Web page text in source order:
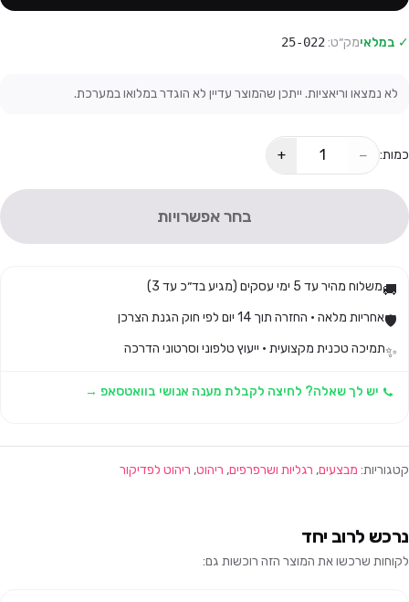
✓ במלאימק״ט: 25-022
לא נמצאו וריאציות. ייתכן שהמוצר עדיין לא הוגדר במלואו במערכת.
כמות: −
+
בחר אפשרויות
🚚משלוח מהיר עד 5 ימי עסקים (מגיע בד״כ עד 3)
🛡️אחריות מלאה · החזרה תוך 14 יום לפי חוק הגנת הצרכן
✨תמיכה טכנית מקצועית · ייעוץ טלפוני וסרטוני הדרכה
יש לך שאלה? לחיצה לקבלת מענה אנושי בוואטסאפ →
קטגוריות: מבצעים, רגליות ושרפרפים, ריהוט, ריהוט לפדיקור
נרכש לרוב יחד
לקוחות שרכשו את המוצר הזה רוכשות גם: